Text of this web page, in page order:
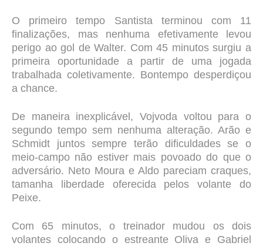
O primeiro tempo Santista terminou com 11
finalizações, mas nenhuma efetivamente levou
perigo ao gol de Walter. Com 45 minutos surgiu a
primeira oportunidade a partir de uma jogada
trabalhada coletivamente. Bontempo desperdiçou
a chance.
De maneira inexplicável, Vojvoda voltou para o
segundo tempo sem nenhuma alteração. Arão e
Schmidt juntos sempre terão dificuldades se o
meio-campo não estiver mais povoado do que o
adversário. Neto Moura e Aldo pareciam craques,
tamanha liberdade oferecida pelos volante do
Peixe.
Com 65 minutos, o treinador mudou os dois
volantes colocando o estreante Oliva e Gabriel